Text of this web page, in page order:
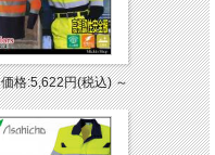
価格:5,622円(税込)～